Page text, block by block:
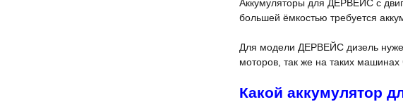
Аккумуляторы для ДЕРВЕЙС с
большей ёмкостью требуется
Для модели ДЕРВЕЙС дизель
моторов, так же на таких машинах
Какой аккумулятор